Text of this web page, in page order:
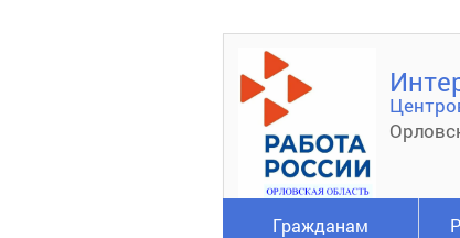
Гражданам